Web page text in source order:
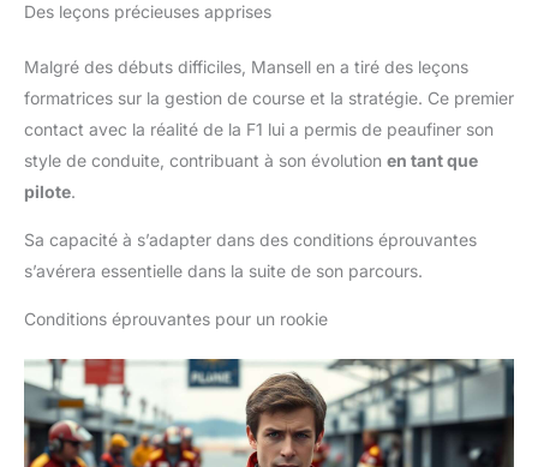
Des leçons précieuses apprises
Malgré des débuts difficiles, Mansell en a tiré des leçons
formatrices sur la gestion de course et la stratégie. Ce premier
contact avec la réalité de la F1 lui a permis de peaufiner son
style de conduite, contribuant à son évolution en tant que
pilote.
Sa capacité à s’adapter dans des conditions éprouvantes
s’avérera essentielle dans la suite de son parcours.
Conditions éprouvantes pour un rookie